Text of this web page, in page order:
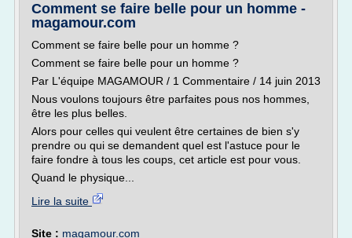
Comment se faire belle pour un homme -
magamour.com
Comment se faire belle pour un homme ?
Comment se faire belle pour un homme ?
Par L'équipe MAGAMOUR / 1 Commentaire / 14 juin 2013
Nous voulons toujours être parfaites pous nos hommes,
être les plus belles.
Alors pour celles qui veulent être certaines de bien s'y
prendre ou qui se demandent quel est l'astuce pour le
faire fondre à tous les coups, cet article est pour vous.
Quand le physique...
Lire la suite
Site : magamour.com